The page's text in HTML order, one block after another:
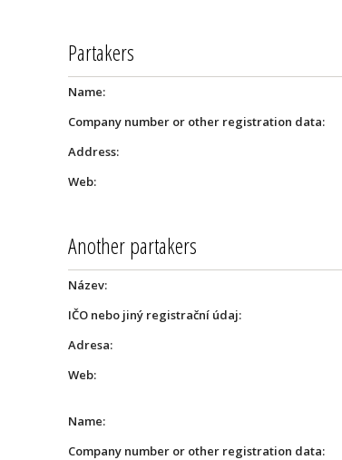
Partakers
Name:
Company number or other registration data:
Address:
Web:
Another partakers
Název:
IČO nebo jiný registrační údaj:
Adresa:
Web:
Name:
Company number or other registration data: